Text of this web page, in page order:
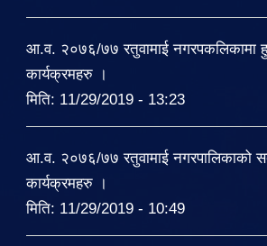
आ.व. २०७६/७७ रतुवामाई नगरपकलिकामा
कार्यक्रमहरु ।
मिति: 11/29/2019 - 13:23
आ.व. २०७६/७७ रतुवामाई नगरपालिकाको
कार्यक्रमहरु ।
मिति: 11/29/2019 - 10:49